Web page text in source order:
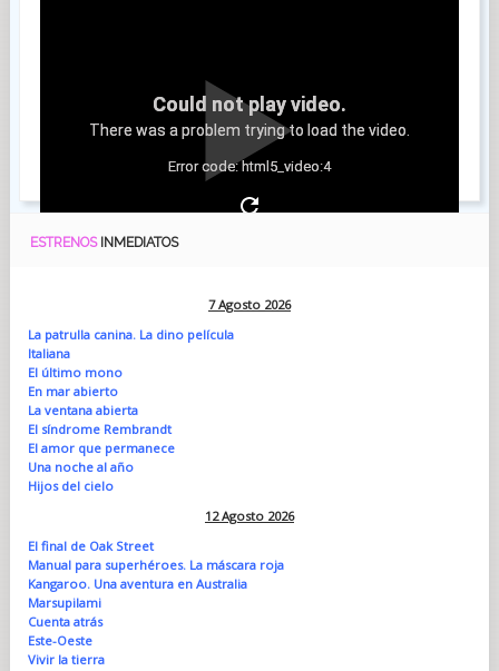
Could not play video.
There was a problem trying to load the video.
Error code: html5_video:4
ESTRENOS INMEDIATOS
7 Agosto 2026
La patrulla canina. La dino película
Italiana
El último mono
En mar abierto
La ventana abierta
El síndrome Rembrandt
El amor que permanece
Una noche al año
Hijos del cielo
12 Agosto 2026
El final de Oak Street
Manual para superhéroes. La máscara roja
Kangaroo. Una aventura en Australia
Marsupilami
Cuenta atrás
Este-Oeste
Vivir la tierra